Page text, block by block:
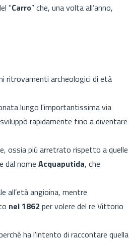
"Carro” che, una volta all’anno,
ritrovamenti archeologici di età
lungo l'importantissimavia
rapidamente fino a diventare
ossia più arretrato rispetto a quelle
dal nome Acquaputida, che
all’età angioina, mentre
nel 1862 per volere del re Vittorio
ha l'intento di raccontare quella